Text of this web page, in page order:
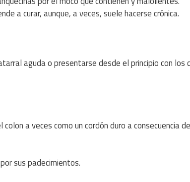
a curar, aunque, a veces, suele hacerse crónica.
aguda o presentarse desde el principio con los
a veces como un cordón duro a consecuencia
sus padecimientos.